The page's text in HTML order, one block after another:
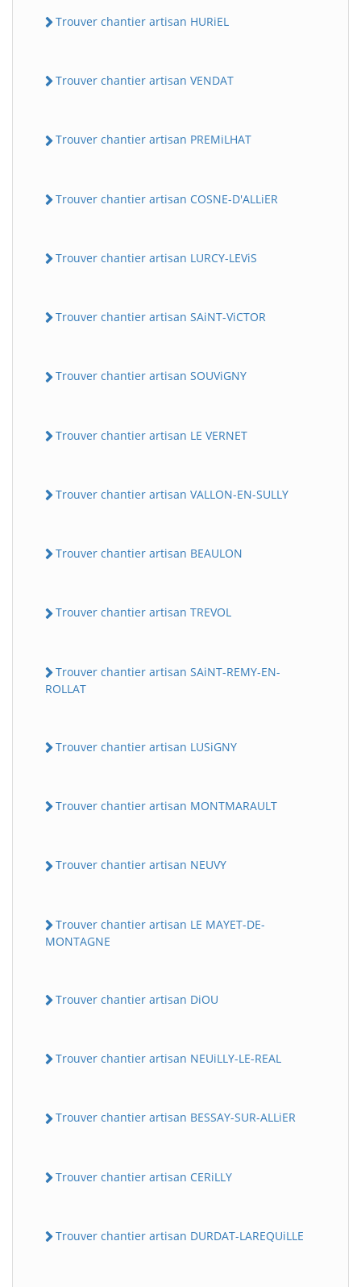
Trouver chantier artisan HURiEL
Trouver chantier artisan VENDAT
Trouver chantier artisan PREMiLHAT
Trouver chantier artisan COSNE-D'ALLiER
Trouver chantier artisan LURCY-LEViS
Trouver chantier artisan SAiNT-ViCTOR
Trouver chantier artisan SOUViGNY
Trouver chantier artisan LE VERNET
Trouver chantier artisan VALLON-EN-SULLY
Trouver chantier artisan BEAULON
Trouver chantier artisan TREVOL
Trouver chantier artisan SAiNT-REMY-EN-
ROLLAT
Trouver chantier artisan LUSiGNY
Trouver chantier artisan MONTMARAULT
Trouver chantier artisan NEUVY
Trouver chantier artisan LE MAYET-DE-
MONTAGNE
Trouver chantier artisan DiOU
Trouver chantier artisan NEUiLLY-LE-REAL
Trouver chantier artisan BESSAY-SUR-ALLiER
Trouver chantier artisan CERiLLY
Trouver chantier artisan DURDAT-LAREQUiLLE